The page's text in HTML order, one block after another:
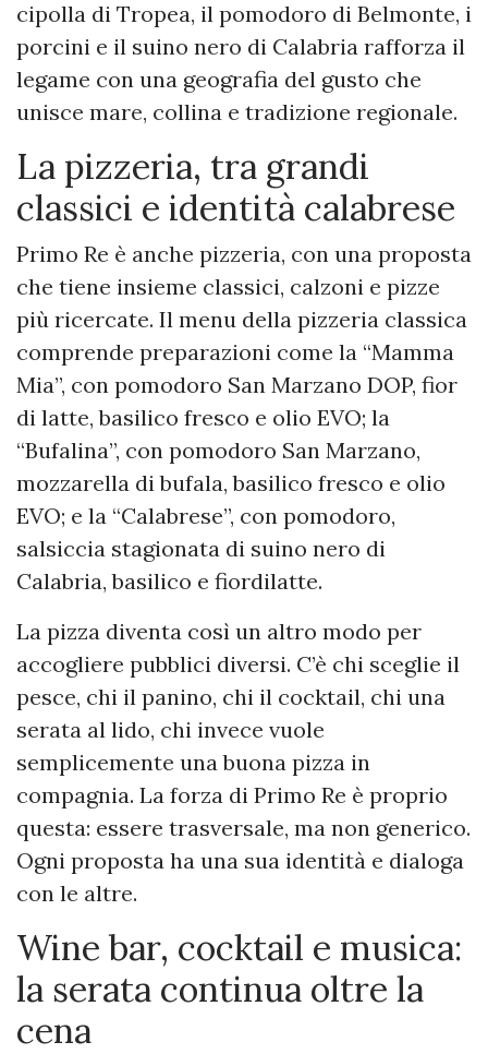
cipolla di Tropea, il pomodoro di Belmonte, i
porcini e il suino nero di Calabria rafforza il
legame con una geografia del gusto che
unisce mare, collina e tradizione regionale.
La pizzeria, tra grandi
classici e identità calabrese
Primo Re è anche pizzeria, con una proposta
che tiene insieme classici, calzoni e pizze
più ricercate. Il menu della pizzeria classica
comprende preparazioni come la “Mamma
Mia”, con pomodoro San Marzano DOP, fior
di latte, basilico fresco e olio EVO; la
“Bufalina”, con pomodoro San Marzano,
mozzarella di bufala, basilico fresco e olio
EVO; e la “Calabrese”, con pomodoro,
salsiccia stagionata di suino nero di
Calabria, basilico e fiordilatte.
La pizza diventa così un altro modo per
accogliere pubblici diversi. C’è chi sceglie il
pesce, chi il panino, chi il cocktail, chi una
serata al lido, chi invece vuole
semplicemente una buona pizza in
compagnia. La forza di Primo Re è proprio
questa: essere trasversale, ma non generico.
Ogni proposta ha una sua identità e dialoga
con le altre.
Wine bar, cocktail e musica:
la serata continua oltre la
cena